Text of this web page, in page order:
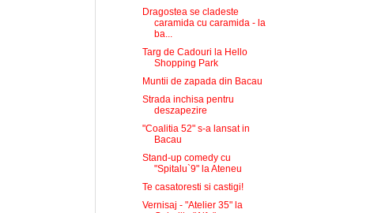
Dragostea se cladeste
caramida cu caramida - la
ba...
Targ de Cadouri la Hello
Shopping Park
Muntii de zapada din Bacau
Strada inchisa pentru
deszapezire
"Coalitia 52" s-a lansat in
Bacau
Stand-up comedy cu
"Spitalu`9" la Ateneu
Te casatoresti si castigi!
Vernisaj - "Atelier 35" la